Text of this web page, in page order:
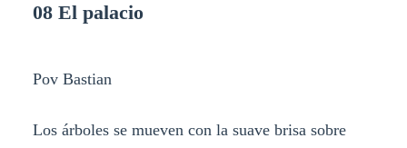
08 El palacio
Pov Bastian
Los árboles se mueven con la suave brisa sobre